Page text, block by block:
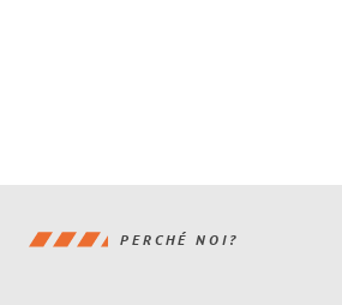
PERCHÉ NOI?